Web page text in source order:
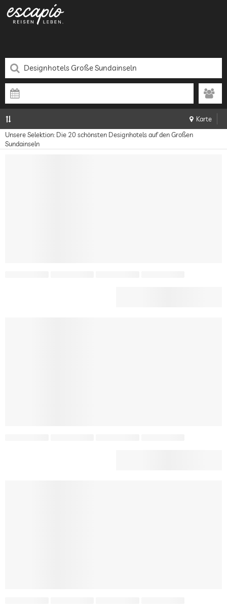
Karte
Unsere Selektion: Die 20 schönsten Designhotels auf den Großen
Sundainseln